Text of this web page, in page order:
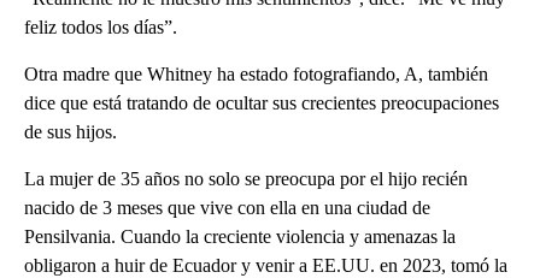
feliz todos los días”.
Otra madre que Whitney ha estado fotografiando, A, también
dice que está tratando de ocultar sus crecientes preocupaciones
de sus hijos.
La mujer de 35 años no solo se preocupa por el hijo recién
nacido de 3 meses que vive con ella en una ciudad de
Pensilvania. Cuando la creciente violencia y amenazas la
obligaron a huir de Ecuador y venir a EE.UU. en 2023, tomó la